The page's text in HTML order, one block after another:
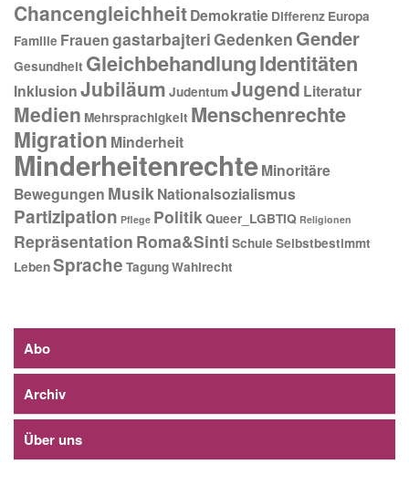
ChancengleichheitDemokratie Differenz Europa
Familie FrauengastarbajteriGedenken Gender
Gesundheit GleichbehandlungIdentitäten
InklusionJubiläum JudentumJugend Literatur
Medien Mehrsprachigkeit Menschenrechte
Migration Minderheit
MinderheitenrechteMinoritäre
Bewegungen MusikNationalsozialismus
Partizipation Pflege PolitikQueer_LGBTIQ Religionen
Repräsentation Roma&Sinti Schule Selbstbestimmt
LebenSprache TagungWahlrecht
Abo
Archiv
Über uns